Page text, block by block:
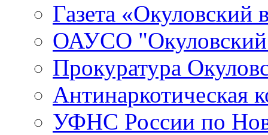
Газета «Окуловский
ОАУСО
Прокуратура
Антинаркотическая
УФНС России по